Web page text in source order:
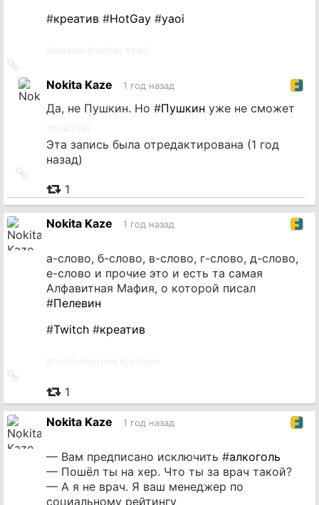
#креатив #HotGay #yaoi
на
источникNokita Kaze 1 год назад
Да, не Пушкин. Но #Пушкин уже не сможет
Эта запись была отредактирована (1 год
назад)
источник
1
Nokita Kaze 1 год назад
а-слово, б-слово, в-слово, г-слово, д-слово,
е-слово и прочие это и есть та самая
Алфавитная Мафия, о которой писал
#Пелевин
#Twitch #креатив
источник
1
Nokita Kaze 1 год назад
— Вам предписано исключить #алкоголь
— Пошёл ты на хер. Что ты за врач такой?
— А я не врач. Я ваш менеджер по
социальному рейтингу